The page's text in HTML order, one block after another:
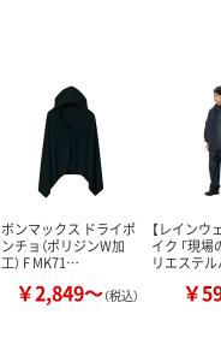
ボンマックス ドライポ
ンチョ（ポリジンW加
工） F MK71…
￥2,849～（税込）
【レインウ
イク 「現場
リエステ
￥